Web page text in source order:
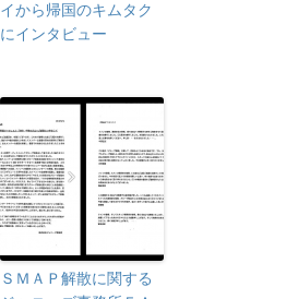
イから帰国のキムタク
にインタビュー
ＳＭＡＰ解散に関する